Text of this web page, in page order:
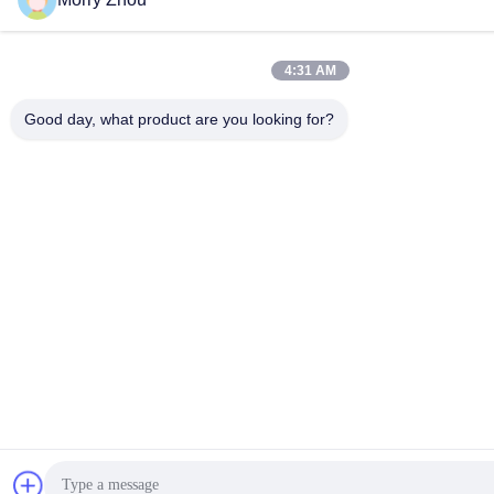
4:31 AM
Good day, what product are you looking for?